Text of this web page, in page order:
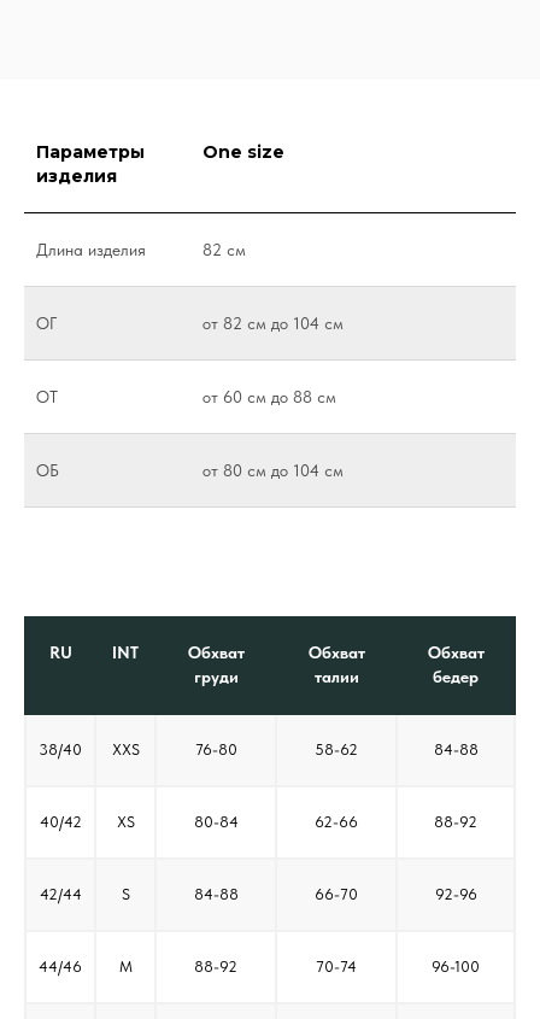
Параметры
изделия
One size
Длина изделия 82 см
ОГ от 82 см до 104 см
ОТ от 60 см до 88 см
ОБ от 80 см до 104 см
RU INT
Обхват
груди
Обхват
талии
Обхват
бедер
38/40 XXS 76-80 58-62 84-88
40/42 XS 80-84 62-66 88-92
42/44 S 84-88 66-70 92-96
44/46 M 88-92 70-74 96-100